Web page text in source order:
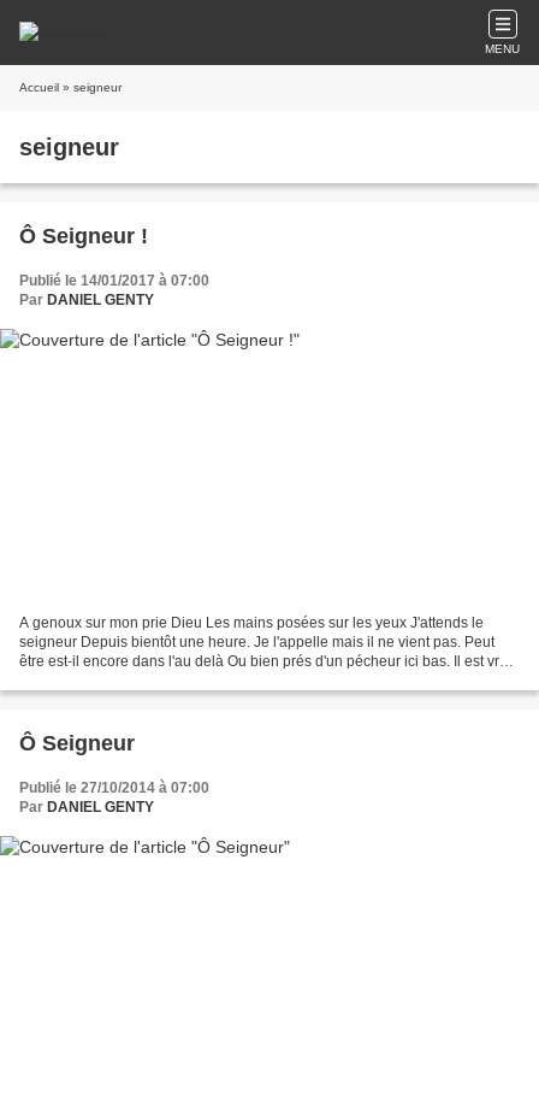
MENU
Accueil » seigneur
seigneur
Ô Seigneur !
Publié le 14/01/2017 à 07:00
Par DANIEL GENTY
A genoux sur mon prie Dieu Les mains posées sur les yeux J'attends le
seigneur Depuis bientôt une heure. Je l'appelle mais il ne vient pas. Peut
être est-il encore dans l'au delà Ou bien prés d'un pécheur ici bas. Il est vrai
Ô Seigneur
Publié le 27/10/2014 à 07:00
Par DANIEL GENTY